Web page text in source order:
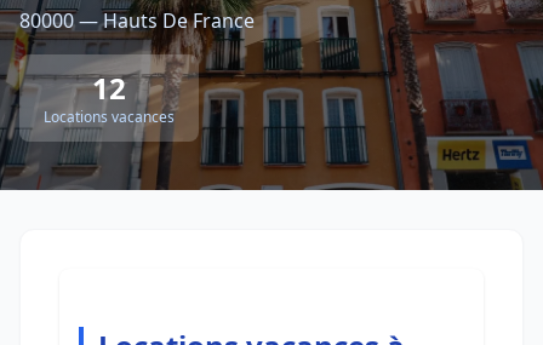
80000 — Hauts De France
12
Locations vacances